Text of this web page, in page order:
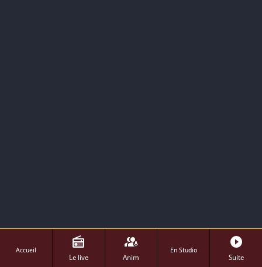
Accueil
Le live Anim
En Studio
Suite